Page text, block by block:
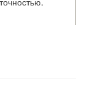
Минздрава РФ